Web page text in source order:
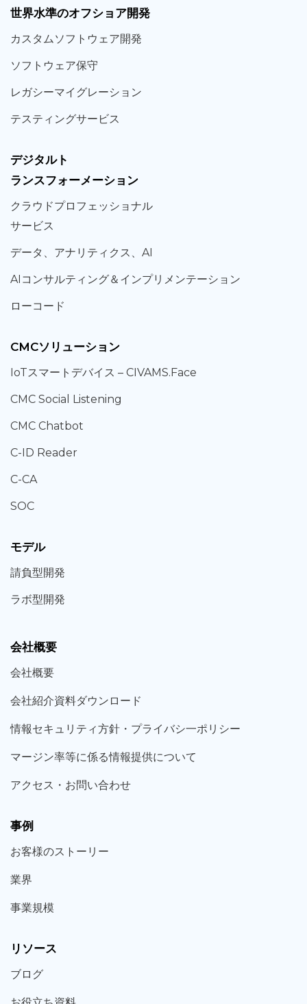
世界水準のオフショア開発
カスタムソフトウェア開発
ソフト ウェア保守
レガシーマイグレーション
テスティングサービス
デジタルト
ランスフォーメーション
クラウドプロフェッショナル
サービス
データ、 アナリティクス、 AI
AIコンサルティング＆ インプリメンテーション
ローコード
CMCソリューション
IoTスマートデバイス – CIVAMS.Face
CMC Social Listening
CMC Chatbot
C-ID Reader
C-CA
SOC
モデル
請負型開発
ラボ型開発
会社概要
会社概要
会社紹介資料ダウンロード
情報セキュリティ方針・プライバシ一ポリシー
マージン率等に係る情報提供について
アクセス・お問い合わせ
事例
お客様のストーリー
業界
事業規模
リソース
ブログ